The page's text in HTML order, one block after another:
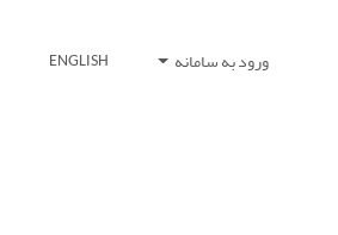
ورود به سامانه ENGLISH